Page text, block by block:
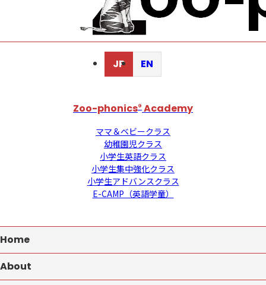
JP EN
Zoo-phonics® Academy
ママ＆ベビークラス
幼稚園児クラス
小学生英語クラス
小学生集中強化クラス
小学生アドバンスクラス
E-CAMP（英語学童）
Home
About